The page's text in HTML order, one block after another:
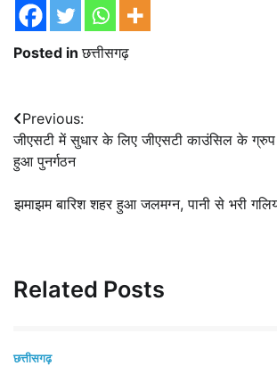
Posted inछत्तीसगढ़
Post
navigation
Previous:
जीएसटी में सुधार के लिए जीएसटी काउंसिल के
हुआ पुनर्गठन
झमाझम बारिश शहर हुआ जलमग्न, पानी से भरी
Related Posts
छत्तीसगढ़